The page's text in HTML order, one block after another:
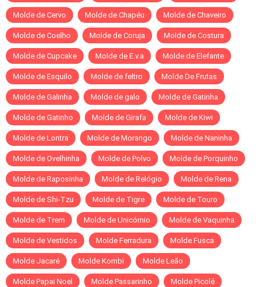
Molde de Cervo Molde de Chapéu Molde de Chaveiro
Molde de Coelho Molde de Coruja Molde de Costura
Molde de Cupcake Molde de E.v.a Molde de Elefante
Molde de Esquilo Molde de feltro Molde De Frutas
Molde de Galinha Molde de galo Molde de Gatinha
Molde de Gatinho Molde de Girafa Molde de Kiwi
Molde de Lontra Molde de Morango Molde de Naninha
Molde de Ovelhinha Molde de Polvo Molde de Porquinho
Molde de Raposinha Molde de Relógio Molde de Rena
Molde de Shi-Tzu Molde de Tigre Molde de Touro
Molde de Trem Molde de Unicórnio Molde de Vaquinha
Molde de Vestidos Molde Ferradura Molde Fusca
Molde Jacaré Molde Kombi Molde Leão
Molde Papai Noel Molde Passarinho Molde Picolé